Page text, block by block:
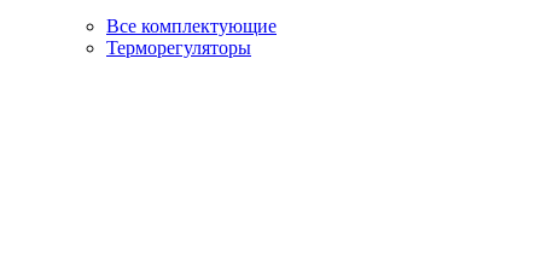
Все комплектующие
Терморегуляторы